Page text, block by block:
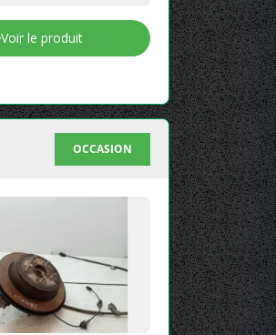
Voir le produit
OCCASION